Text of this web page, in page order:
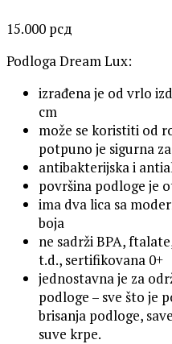
15.000 рсд
Podloga Dream Lux:
izrađena je od vrlo
cm
može se koristiti od
potpuno je sigurna
antibakterijska i
površina podloge je
ima dva lica sa
boja
ne sadrži BPA,
t.d., sertifikovana 0+
jednostavna je za
podloge – sve što je
brisanja podloge,
suve krpe.